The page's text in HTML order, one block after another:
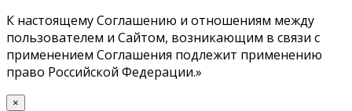
К настоящему Соглашению и отношениям между
пользователем и Сайтом, возникающим в связи с
применением Соглашения подлежит применению
право Российской Федерации.»
×